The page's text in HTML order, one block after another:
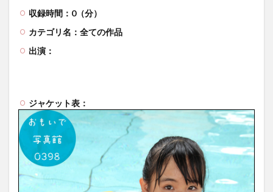
収録時間：0（分）
カテゴリ名：全ての作品
出演：
ジャケット表：